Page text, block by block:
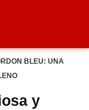
BLEU: UNA
y